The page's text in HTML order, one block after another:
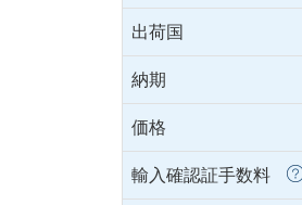
出荷国
納期
価格
輸入確認証手数料